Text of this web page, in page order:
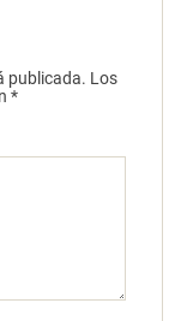
publicada. Los
*